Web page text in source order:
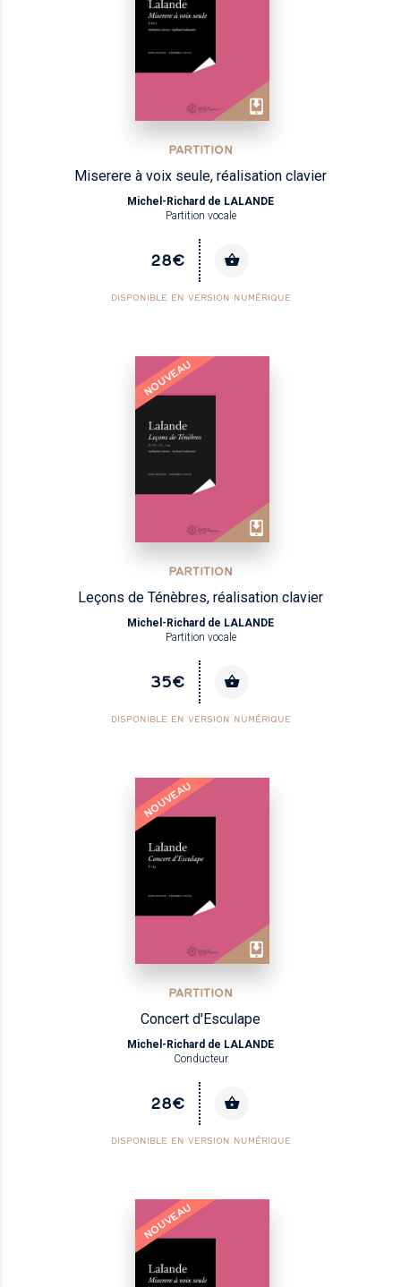
PARTITION
Miserere à voix seule, réalisation clavier
Michel-Richard de LALANDE
Partition vocale
28€
DISPONIBLE EN VERSION NUMÉRIQUE
NOUVEAU
PARTITION
Leçons de Ténèbres, réalisation clavier
Michel-Richard de LALANDE
Partition vocale
35€
DISPONIBLE EN VERSION NUMÉRIQUE
NOUVEAU
PARTITION
Concert d'Esculape
Michel-Richard de LALANDE
Conducteur
28€
DISPONIBLE EN VERSION NUMÉRIQUE
NOUVEAU